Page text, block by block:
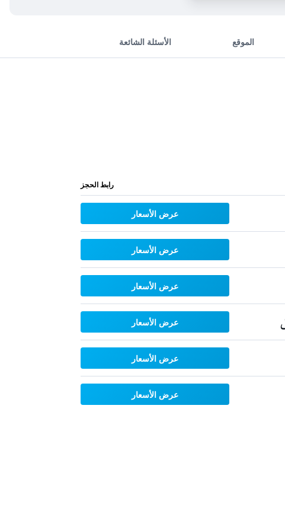
الموقع الأسئلة الشائعة
رابط الحجز
عرض الأسعار
عرض الأسعار
عرض الأسعار
عرض الأسعار
عرض الأسعار
عرض الأسعار